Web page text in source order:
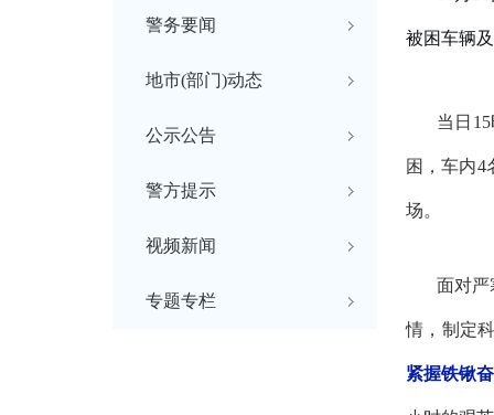
警务要闻
地市(部门)动态
公示公告
警方提示
视频新闻
专题专栏
被困车辆
当日
困，车内4
场。
面对严
情，制定
紧握铁锹